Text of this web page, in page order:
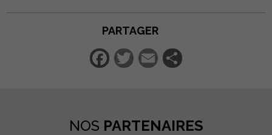
PARTAGER
Facebook
Twitter
Email
NOS PARTENAIRES